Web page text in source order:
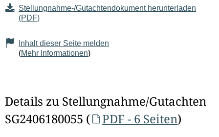
Stellungnahme-/Gutachtendokument herunterladen
(PDF)
Inhalt dieser Seite melden
(Mehr Informationen)
Details zu Stellungnahme/Gutachten
SG2406180055 (
PDF - 6 Seiten)